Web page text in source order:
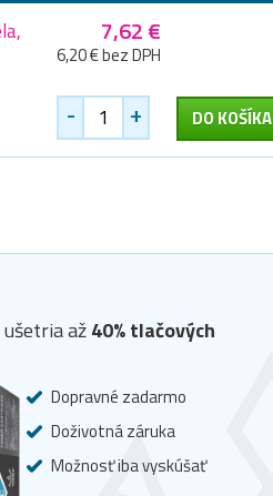
7,62 €
6,20 € bez DPH
- + DO KOŠÍKA
až40% tlačových
Dopravné zadarmo
Doživotná záruka
Možnosť iba vyskúšať